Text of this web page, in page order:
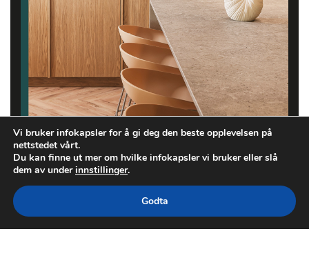
Vi bruker infokapsler for å gi deg den beste opplevelsen på
nettstedet vårt.
Du kan finne ut mer om hvilke infokapsler vi bruker eller slå
dem av underinnstillinger.
Godta